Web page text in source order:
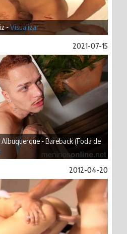
-Visualizar
2021-07-15
- Bareback (Foda de
2012-04-20